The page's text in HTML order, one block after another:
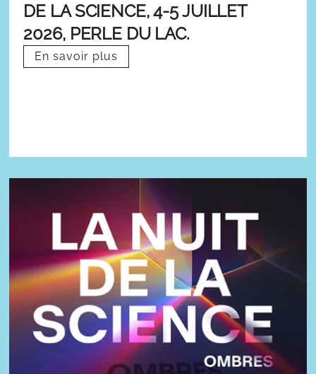
DE LA SCIENCE, 4-5 JUILLET
2026, PERLE DU LAC.
En savoir plus